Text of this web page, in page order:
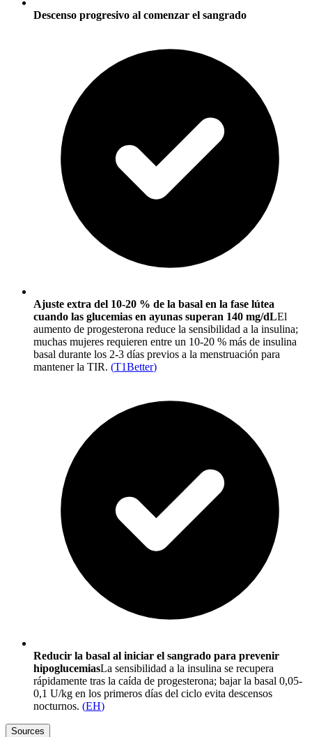
Descenso progresivo al comenzar el sangrado
Ajuste extra del 10-20 % de la basal en la fase lútea
cuando las glucemias en ayunas superan 140 mg/dLEl
aumento de progesterona reduce la sensibilidad a la insulina;
muchas mujeres requieren entre un 10-20 % más de insulina
basal durante los 2-3 días previos a la menstruación para
mantener la TIR. (T1Better)
Reducir la basal al iniciar el sangrado para prevenir
hipoglucemiasLa sensibilidad a la insulina se recupera
rápidamente tras la caída de progesterona; bajar la basal 0,05-
0,1 U/kg en los primeros días del ciclo evita descensos
nocturnos. (EH)
Sources